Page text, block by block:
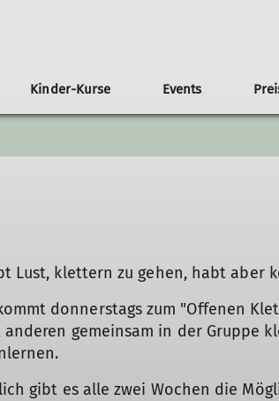
Technik Intermediate Sturztechnik
Kinder-Kurse
Kindergeburtstag
Events
Lust, klettern zu gehen, habt aber
donnerstags zum "Offenen
gemeinsam in der Gruppe
gibt es alle zwei Wochen die